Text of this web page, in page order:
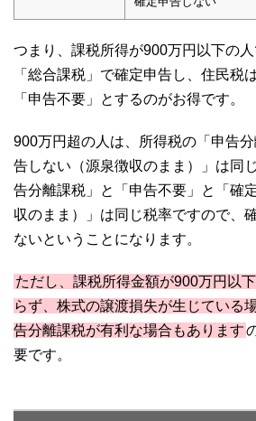
つまり、課税所得が900万円以下の
「総合課税」で確定申告し、住民税
「申告不要」とするのがお得です。
900万円超の人は、所得税の「申告
告しない（源泉徴収のまま）」は同
告分離課税」と「申告不要」と「確
収のまま）」は同じ税率ですので、
ないということになります。
ただし、課税所得金額が900万円以
らず、株式の譲渡損失が生じている
告分離課税が有利な場合もあります
要です。